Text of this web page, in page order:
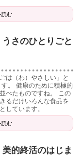
読む
うさのひとりごと
は（わ）やさしい」と
。 健康のために積極的
べたものですね。 この
るだけいろんな食品を
しています。
読む
的終活のはじま